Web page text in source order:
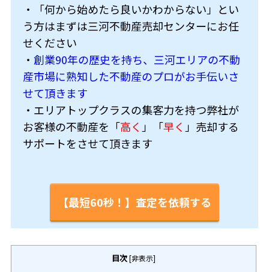
・「何から始めたら良いかわからない」とい
う方はまずは三河不動産売却センターにお任
せください
・ 創業90年の歴史を持ち、三河エリアの不動
産市場に熟知した不動産のプロがお手伝いさ
せて頂きます
・エリアトップクラスの集客力を持つ弊社が
お客様の不動産を「高く 」「早く 」売却する
サポートをさせて頂きます
【最短60秒！】査定を依頼する
目次 [非表示]